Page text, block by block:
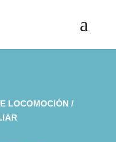
LOCOMOCIÓN /